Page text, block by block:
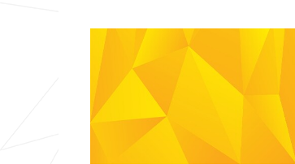
kr/
**Site
**
electrics_SiteArea
***
url**
/3M/ko_KR/consumer-
electronics-